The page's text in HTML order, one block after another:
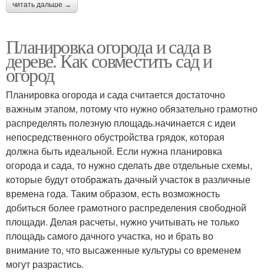
читать дальше →
Планировка огорода и сада в
дереве. Как совместить сад и
огород
Планировка огорода и сада считается достаточно
важным этапом, потому что нужно обязательно грамотно
распределять полезную площадь.начинается с идеи
непосредственного обустройства грядок, которая
должна быть идеальной. Если нужна планировка
огорода и сада, то нужно сделать две отдельные схемы,
которые будут отображать дачный участок в различные
времена года. Таким образом, есть возможность
добиться более грамотного распределения свободной
площади. Делая расчеты, нужно учитывать не только
площадь самого дачного участка, но и брать во
внимание то, что высаженные культуры со временем
могут разрастись.